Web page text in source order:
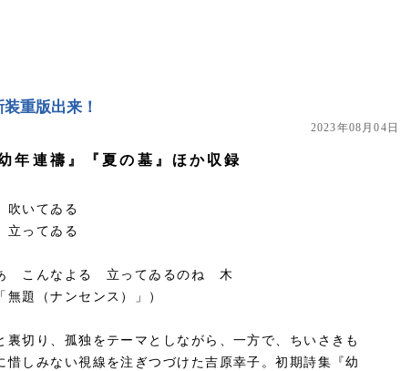
重版出来！
2023年08月04日
幼年連禱』『夏の墓』ほか収録
いてゐる
ってゐる
こんなよる 立ってゐるのね 木
無題（ナンセンス）」）
裏切り、孤独をテーマとしながら、一方で、ちいさきも
惜しみない視線を注ぎつづけた吉原幸子。初期詩集『幼